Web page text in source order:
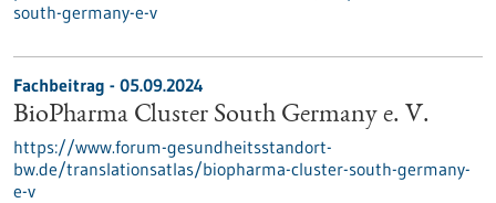
south-germany-e-v
Fachbeitrag - 05.09.2024
BioPharma Cluster South Germany e. V.
https://www.forum-gesundheitsstandort-
bw.de/translationsatlas/biopharma-cluster-south-germany-
e-v